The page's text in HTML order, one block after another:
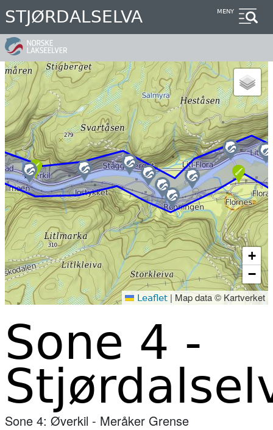
Hopp
til
hovedinnhold
STJØRDALSELVA MENY
+
−
Leaflet | Map data © Kartverket
Sone 4 -
Sone 4: Øverkil - Meråker Grense